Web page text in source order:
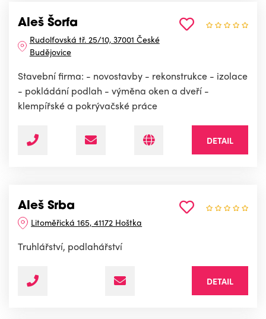
Aleš Šorfa
Rudolfovská tř. 25/10, 37001 České
Budějovice
Stavební firma: - novostavby - rekonstrukce - izolace
- pokládání podlah - výměna oken a dveří -
klempířské a pokrývačské práce
DETAIL
Aleš Srba
Litoměřická 165, 41172 Hoštka
Truhlářství, podlahářství
DETAIL